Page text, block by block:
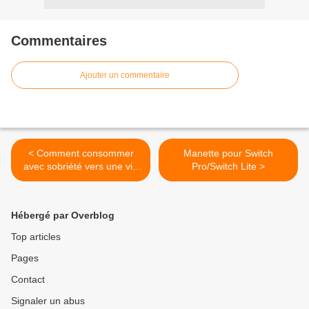
Commentaires
Ajouter un commentaire
< Comment consommer
avec sobriété vers une vie
mieux remplie ?
Manette pour Switch
Pro/Switch Lite >
Hébergé par Overblog
Top articles
Pages
Contact
Signaler un abus